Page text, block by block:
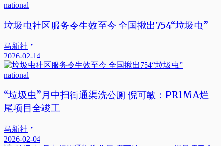
national
垃圾虫社区服务令生效至今 全国揪出754“垃圾虫”
马新社
2026-02-14
national
“垃圾虫”月中扫街通渠洗公厕 倪可敏：PR1MA烂
尾项目全竣工
马新社
2026-02-04